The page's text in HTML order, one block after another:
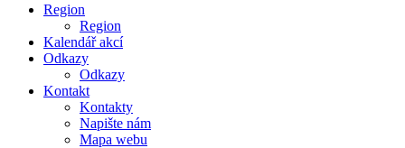
Region
Region
Kalendář akcí
Odkazy
Odkazy
Kontakt
Kontakty
Napište nám
Mapa webu